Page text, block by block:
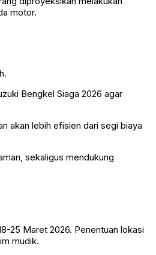
motor.
Bengkel Siaga 2026 agar
akan lebih efisien dari segi biaya
sekaligus mendukung
25 Maret 2026. Penentuan lokasi
mudik.